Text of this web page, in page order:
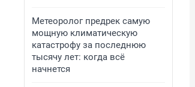
Метеоролог предрек самую
мощную климатическую
катастрофу за последнюю
тысячу лет: когда всё
начнется